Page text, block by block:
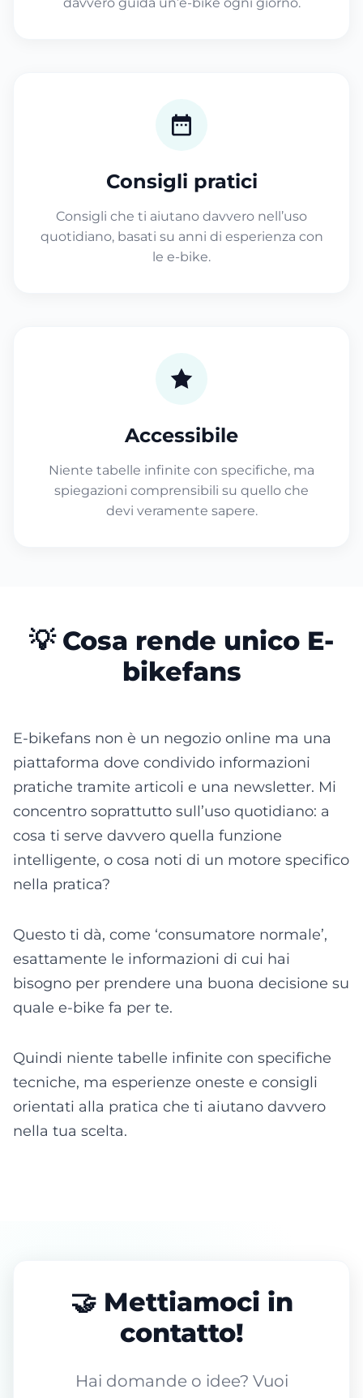
Consigli pratici
Consigli che ti aiutano davvero nell’uso
quotidiano, basati su anni di esperienza con
le e-bike.
Accessibile
Niente tabelle infinite con specifiche, ma
spiegazioni comprensibili su quello che
devi veramente sapere.
💡 Cosa rende unico E-
bikefans
E-bikefans non è un negozio online ma una
piattaforma dove condivido informazioni
pratiche tramite articoli e una newsletter. Mi
concentro soprattutto sull’uso quotidiano: a
cosa ti serve davvero quella funzione
intelligente, o cosa noti di un motore specifico
nella pratica?
Questo ti dà, come ‘consumatore normale’,
esattamente le informazioni di cui hai
bisogno per prendere una buona decisione su
quale e-bike fa per te.
Quindi niente tabelle infinite con specifiche
tecniche, ma esperienze oneste e consigli
orientati alla pratica che ti aiutano davvero
nella tua scelta.
🤝 Mettiamoci in
contatto!
Hai domande o idee? Vuoi